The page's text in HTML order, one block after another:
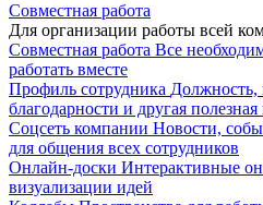
Совместная работа
Для организации работы всей
Совместная работа Все
работать вместе
Профиль сотрудника Должность,
благодарности и другая
Соцсеть компании Новости,
для общения всех сотрудников
Онлайн-доски Интерактивные
визуализации идей